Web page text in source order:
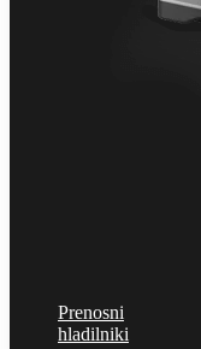
Prenosni
hladilniki